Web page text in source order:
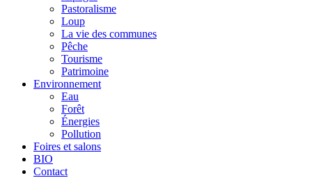
Pastoralisme
Loup
La vie des communes
Pêche
Tourisme
Patrimoine
Environnement
Eau
Forêt
Énergies
Pollution
Foires et salons
BIO
Contact